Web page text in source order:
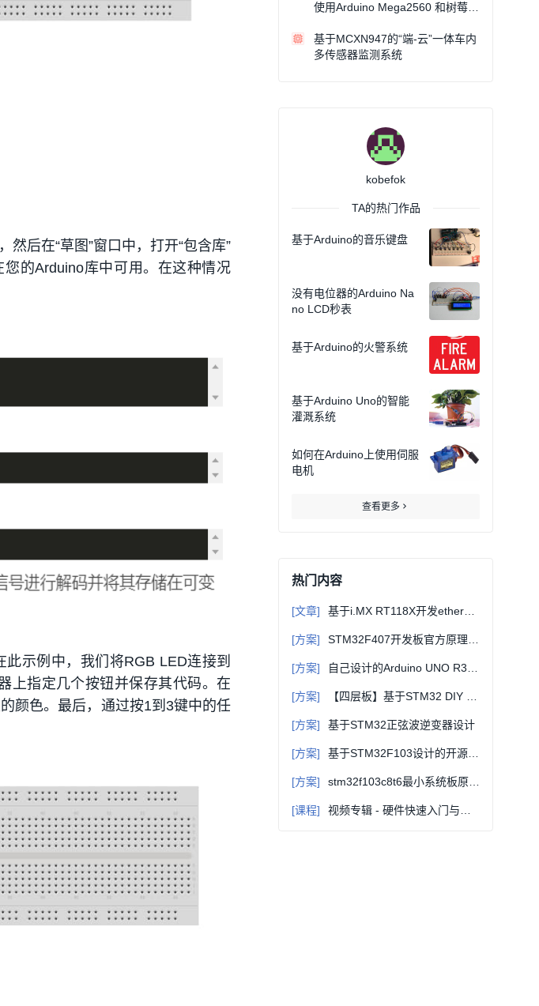
后在“草图”窗口中，打开“包含库”
的Arduino库中可用。在这种情况
示例中，我们将RGB LED连接到
上指定几个按钮并保存其代码。在
颜色。最后，通过按1到3键中的任
使用Arduino Mega2560 和树莓派
基于MCXN947的“端-云”一体车内
多传感器监测系统
kobefok
TA的热门作品
基于Arduino的音乐键盘
没有电位器的Arduino Na
no LCD秒表
基于Arduino的火警系统
基于Arduino Uno的智能
灌溉系统
如何在Arduino上使用伺服
电机
查看更多
热门内容
[文章] 基于i.MX RT118X开发ethercat从站（一）-初识EtherCAT
[方案] STM32F407开发板官方原理图+固件库+例程等详细资料
[方案] 自己设计的Arduino UNO R3主控板原理图+PCB源文件（可直接打样）
[方案] 【四层板】基于STM32 DIY JLink_V9 ARM仿真器 2.0版本
[方案] 基于STM32正弦波逆变器设计
[方案] 基于STM32F103设计的开源四轴飞行器电路方案（原理图+源码+bom表）
[方案] stm32f103c8t6最小系统板原理图和构成讲解
[课程] 视频专辑 - 硬件快速入门与进阶(十年功力，力求全面，通俗易懂) - 连载